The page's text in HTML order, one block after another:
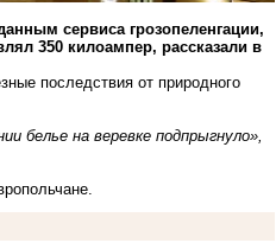
сервиса грозопеленгации,
350 килоампер, рассказали в
последствия от природного
белье на веревке подпрыгнуло»,